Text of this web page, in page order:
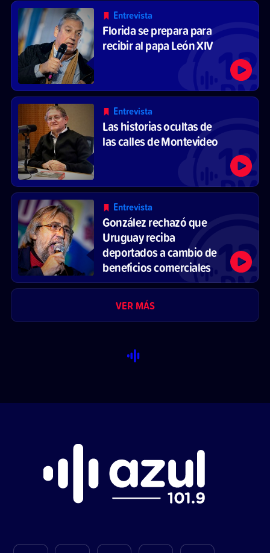
Entrevista
Florida se prepara para
recibir al papa León XIV
Entrevista
Las historias ocultas de
las calles de Montevideo
Entrevista
González rechazó que
Uruguay reciba
deportados a cambio de
beneficios comerciales
VER MÁS